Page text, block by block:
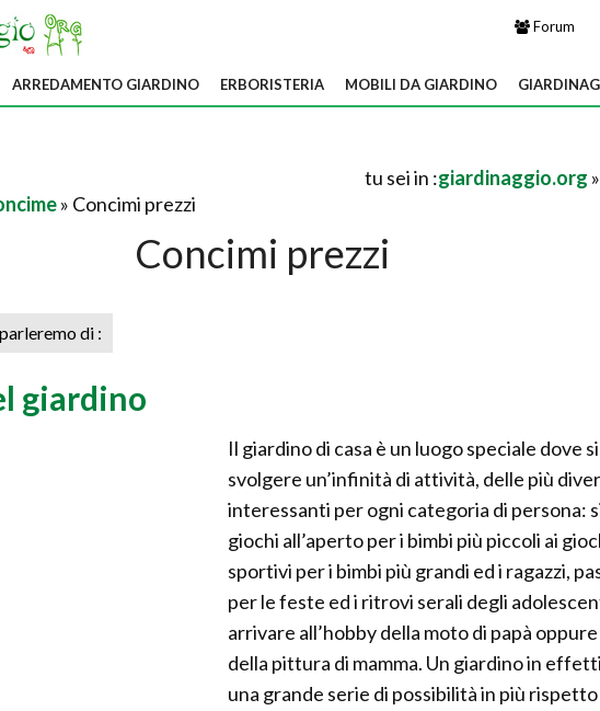
Forum
ARREDAMENTO GIARDINO ERBORISTERIA MOBILI DA GIARDINO
tu sei in :giardinaggio.org »
» Concimi prezzi
Concimi prezzi
di :
giardino
Il giardino di casa è un luogo speciale dove
svolgere un’infinità di attività, delle più
interessanti per ogni categoria di persona:
giochi all’aperto per i bimbi più piccoli ai
sportivi per i bimbi più grandi ed i ragazzi,
per le feste ed i ritrovi serali degli
arrivare all’hobby della moto di papà
della pittura di mamma. Un giardino in
una grande serie di possibilità in più rispetto